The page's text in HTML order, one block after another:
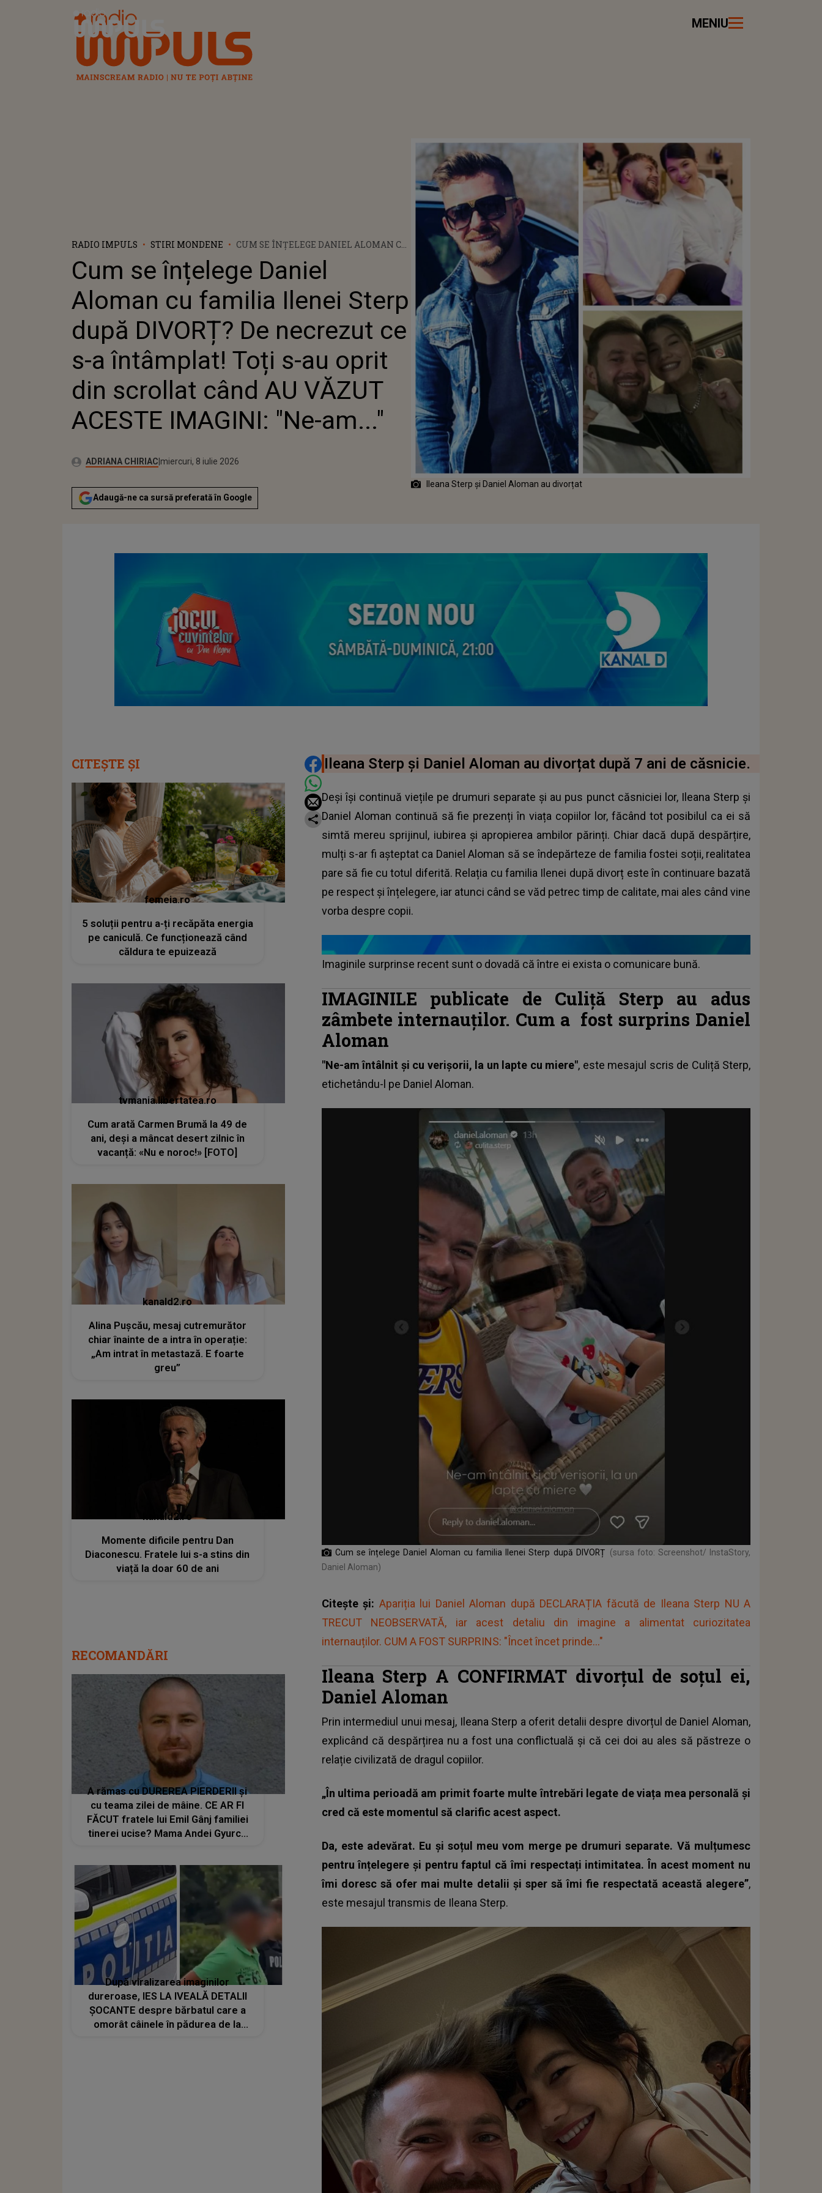
Radio Impuls MENIU
RADIO IMPULS STIRI MONDENE
CUM SE ÎNȚELEGE DANIEL ALOMAN CU
DE NECREZUT CE S-A ÎNTÂMPLAT! TOȚI
S-AU OPRIT DIN SCROLLAT CÂND AU
VĂZUT ACESTE IMAGINI: "NE-AM..."
Cum se înțelege Daniel
Aloman cu familia Ilenei Sterp
după DIVORȚ? De necrezut ce
s-a întâmplat! Toți s-au oprit
din scrollat când AU VĂZUT
ACESTE IMAGINI: "Ne-am..."
Autor:ADRIANA CHIRIACPublicat:
miercuri, 8 iulie 2026
Actualizat:
miercuri, 8 iulie 2026
Adaugă-ne ca sursă preferată în Google
Ileana Sterp și Daniel Aloman au divorțat
DISTRIBUIE ARTICOLUL
Ileana Sterp și Daniel Aloman au divorțat după 7 ani de căsnicie.
Deși își continuă viețile pe drumuri separate și au pus punct căsniciei lor, Ileana Sterp și
Daniel Aloman continuă să fie prezenți în viața copiilor lor, făcând tot posibilul ca ei să
simtă mereu sprijinul, iubirea și apropierea ambilor părinți. Chiar dacă după despărțire,
mulți s-ar fi așteptat ca Daniel Aloman să se îndepărteze de familia fostei soții, realitatea
pare să fie cu totul diferită. Relația cu familia Ilenei după divorț este în continuare bazată
pe respect și înțelegere, iar atunci când se văd petrec timp de calitate, mai ales când vine
vorba despre copii.
Imaginile surprinse recent sunt o dovadă că între ei exista o comunicare bună.
IMAGINILE publicate de Culiță Sterp au adus
zâmbete internauților. Cum a fost surprins Daniel
Aloman
"Ne-am întâlnit și cu verișorii, la un lapte cu miere", este mesajul scris de Culiță Sterp,
etichetându-l pe Daniel Aloman.
Cum se înțelege Daniel Aloman cu familia Ilenei Sterp după DIVORȚ (sursa foto: Screenshot/ InstaStory,
Daniel Aloman)
Citește și: Apariția lui Daniel Aloman după DECLARAȚIA făcută de Ileana Sterp NU A
TRECUT NEOBSERVATĂ, iar acest detaliu din imagine a alimentat curiozitatea
internauților. CUM A FOST SURPRINS: "Încet încet prinde..."
Ileana Sterp A CONFIRMAT divorțul de soțul ei,
Daniel Aloman
Prin intermediul unui mesaj, Ileana Sterp a oferit detalii despre divorțul de Daniel Aloman,
explicând că despărțirea nu a fost una conflictuală și că cei doi au ales să păstreze o
relație civilizată de dragul copiilor.
„În ultima perioadă am primit foarte multe întrebări legate de viața mea personală și
cred că este momentul să clarific acest aspect.
Da, este adevărat. Eu și soțul meu vom merge pe drumuri separate. Vă mulțumesc
pentru înțelegere și pentru faptul că îmi respectați intimitatea. În acest moment nu
îmi doresc să ofer mai multe detalii și sper să îmi fie respectată această alegere”,
este mesajul transmis de Ileana Sterp.
CITEȘTE ȘI
femeia.ro
5 soluții pentru a-ți recăpăta energia
pe caniculă. Ce funcționează când
căldura te epuizează
tvmania.libertatea.ro
Cum arată Carmen Brumă la 49 de
ani, deși a mâncat desert zilnic în
vacanță: «Nu e noroc!» [FOTO]
kanald2.ro
Alina Pușcău, mesaj cutremurător
chiar înainte de a intra în operație:
„Am intrat în metastază. E foarte
greu”
kanald2.ro
Momente dificile pentru Dan
Diaconescu. Fratele lui s-a stins din
viață la doar 60 de ani
RECOMANDĂRI
A rămas cu DUREREA PIERDERII și
cu teama zilei de mâine. CE AR FI
FĂCUT fratele lui Emil Gânj familiei
tinerei ucise? Mama Andei Gyurca
rost pe fața Pământului. Când merg
acasă eu nu..."
După viralizarea imaginilor
dureroase, IES LA IVEALĂ DETALII
ȘOCANTE despre bărbatul care a
omorât câinele în pădurea de la